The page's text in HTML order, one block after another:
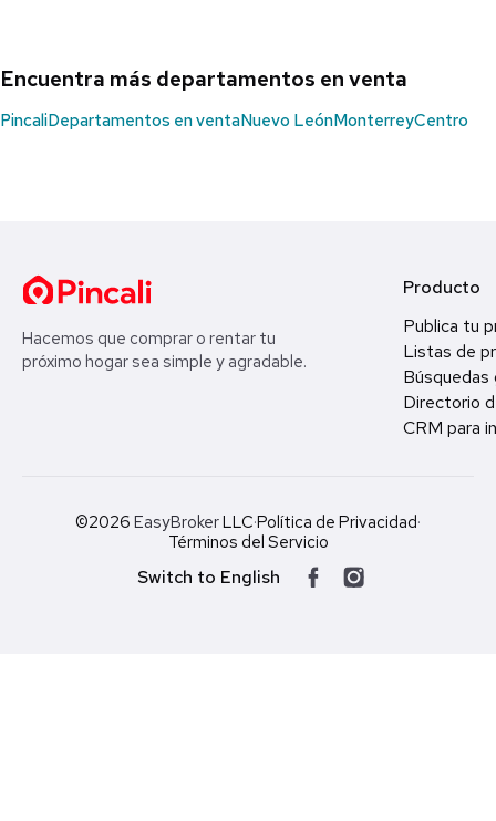
Encuentra más departamentos en venta
PincaliDepartamentos en ventaNuevo LeónMonterreyCentro
Hacemos que comprar o rentar tu
próximo hogar sea simple y agradable.
Producto
Publica tu
Listas de
Búsquedas
Directorio
CRM para
©2026 EasyBrokerLLC·Política de Privacidad·
Términos del Servicio
Switch to English